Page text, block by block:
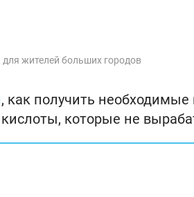
для жителей больших городов
, как получить необходимые
которые не